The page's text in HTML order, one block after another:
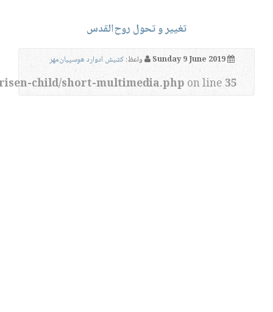
تغییر و تحول روح‌القدس
Sunday 9 June 2019 واعظ:کشیش ادوارد هوسپیان‌مهر
child/short-multimedia.php on line35